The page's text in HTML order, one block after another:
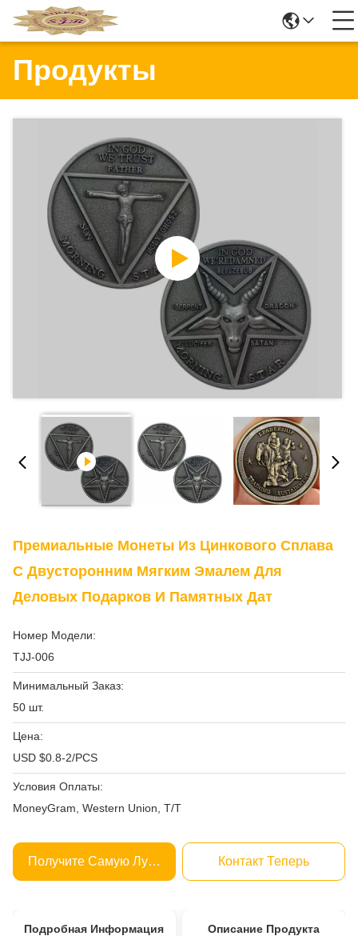
Продукты
Премиальные Монеты Из Цинкового Сплава
С Двусторонним Мягким Эмалем Для
Деловых Подарков И Памятных Дат
Номер Модели:
TJJ-006
Минимальный Заказ:
50 шт.
Цена:
USD $0.8-2/PCS
Условия Оплаты:
MoneyGram, Western Union, T/T
Получите Самую Лучшую Цену Контакт Теперь
Подробная Информация Описание Продукта